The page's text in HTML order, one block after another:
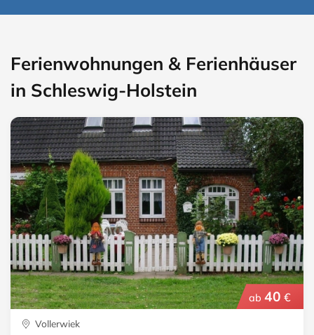
Ferienwohnungen & Ferienhäuser
in Schleswig-Holstein
ab 40 €
Vollerwiek